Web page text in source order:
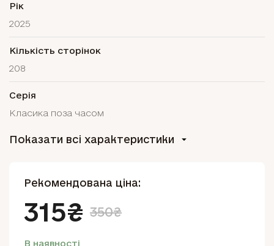
Рік
2025
Кількість сторінок
208
Серія
Класика поза часом
Показати всі характеристики
Рекомендована ціна:
315₴ 350₴
В наявності